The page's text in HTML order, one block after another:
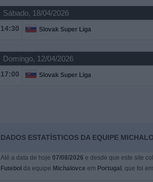
Sábado, 18/04/2026
14:30 Slovak Super Liga
Domingo, 12/04/2026
17:00 Slovak Super Liga
DADOS ESTATÍSTICOS DA EQUIPE
Até a data de hoje 07/08/2026 e desde que este site
Futebol da equipe Michalovce em Portugal , que foi em